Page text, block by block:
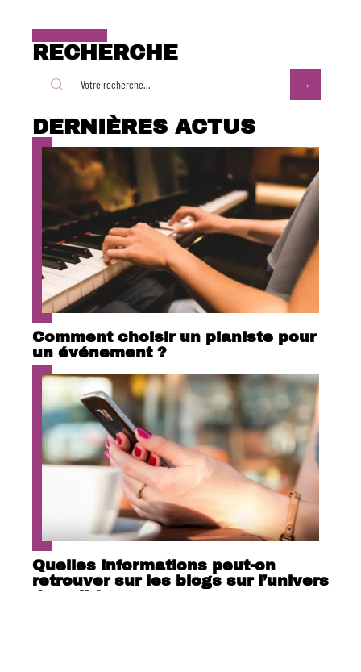
RECHERCHE
DERNIÈRES ACTUS
Comment choisir un pianiste pour
un événement ?
Quelles informations peut-on
retrouver sur les blogs sur l’univers
du nail ?